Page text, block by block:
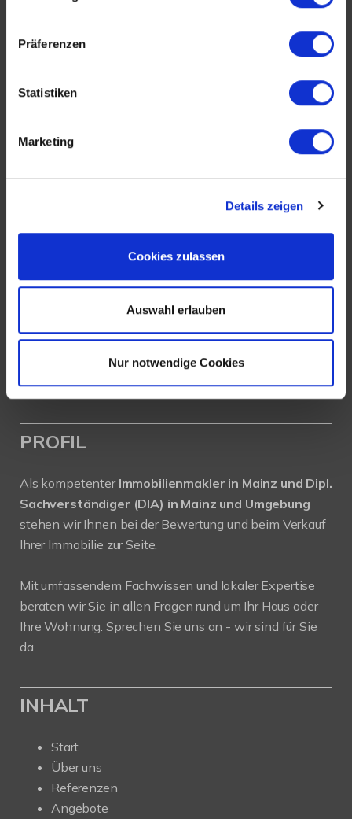
Präferenzen
Statistiken
Marketing
Details zeigen
Cookies zulassen
Auswahl erlauben
Nur notwendige Cookies
Bauschheimer Weg 28
55130 Mainz
Fax: +49 (0) 6131 / 9010188
E-Mail: buero@immobilien-koehler.de
Internet: www.immobilien-koehler.de
PROFIL
Als kompetenter Immobilienmakler in Mainz und Dipl.
Sachverständiger (DIA) in Mainz und Umgebung
stehen wir Ihnen bei der Bewertung und beim Verkauf
Ihrer Immobilie zur Seite.
Mit umfassendem Fachwissen und lokaler Expertise
beraten wir Sie in allen Fragen rund um Ihr Haus oder
Ihre Wohnung. Sprechen Sie uns an - wir sind für Sie
da.
INHALT
Start
Über uns
Referenzen
Angebote